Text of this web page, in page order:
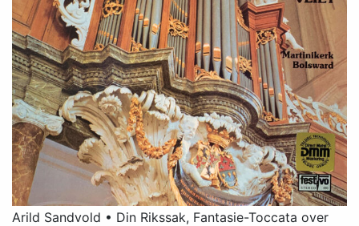
Arild Sandvold • Din Rikssak, Fantasie-Toccata over